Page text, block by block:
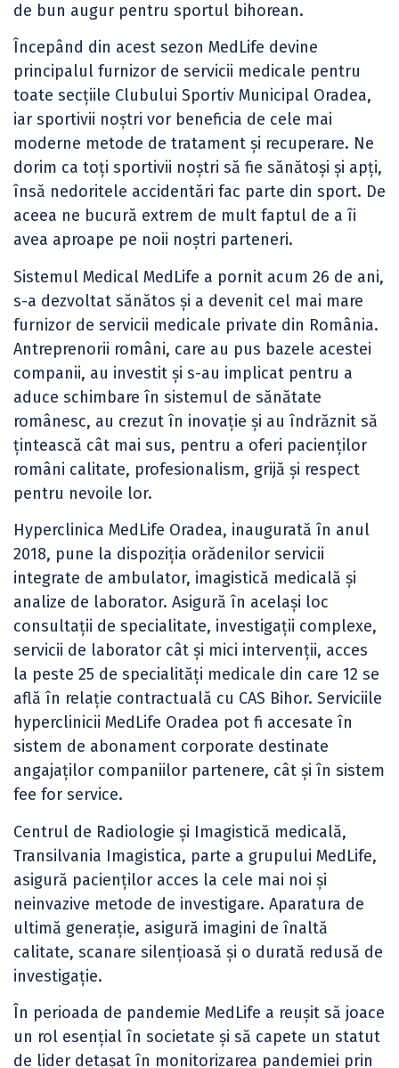
de bun augur pentru sportul bihorean.
Începând din acest sezon MedLife devine
principalul furnizor de servicii medicale pentru
toate secțiile Clubului Sportiv Municipal Oradea,
iar sportivii noștri vor beneficia de cele mai
moderne metode de tratament și recuperare. Ne
dorim ca toți sportivii noștri să fie sănătoși și apți,
însă nedoritele accidentări fac parte din sport. De
aceea ne bucură extrem de mult faptul de a îi
avea aproape pe noii noștri parteneri.
Sistemul Medical MedLife a pornit acum 26 de ani,
s-a dezvoltat sănătos și a devenit cel mai mare
furnizor de servicii medicale private din România.
Antreprenorii români, care au pus bazele acestei
companii, au investit și s-au implicat pentru a
aduce schimbare în sistemul de sănătate
românesc, au crezut în inovație și au îndrăznit să
țintească cât mai sus, pentru a oferi pacienților
români calitate, profesionalism, grijă și respect
pentru nevoile lor.
Hyperclinica MedLife Oradea, inaugurată în anul
2018, pune la dispoziția orădenilor servicii
integrate de ambulator, imagistică medicală și
analize de laborator. Asigură în același loc
consultații de specialitate, investigații complexe,
servicii de laborator cât și mici intervenții, acces
la peste 25 de specialități medicale din care 12 se
află în relație contractuală cu CAS Bihor. Serviciile
hyperclinicii MedLife Oradea pot fi accesate în
sistem de abonament corporate destinate
angajaților companiilor partenere, cât și în sistem
fee for service.
Centrul de Radiologie și Imagistică medicală,
Transilvania Imagistica, parte a grupului MedLife,
asigură pacienților acces la cele mai noi și
neinvazive metode de investigare. Aparatura de
ultimă generație, asigură imagini de înaltă
calitate, scanare silențioasă și o durată redusă de
investigație.
În perioada de pandemie MedLife a reușit să joace
un rol esențial în societate și să capete un statut
de lider detașat în monitorizarea pandemiei prin